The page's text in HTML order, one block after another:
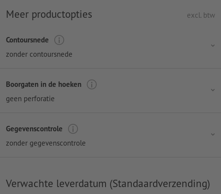
Meer productopties excl. btw
Contoursnede
zonder contoursnede
Boorgaten in de hoeken
geen perforatie
Gegevenscontrole
zonder gegevenscontrole
Verwachte leverdatum (Standaardverzending)